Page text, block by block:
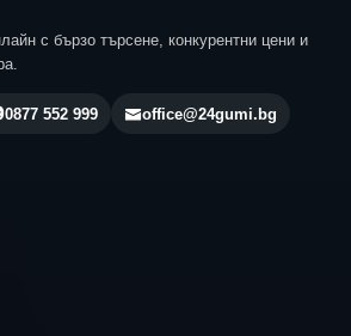
с бързо търсене, конкурентни цени и
0877 552 999 office@24gumi.bg